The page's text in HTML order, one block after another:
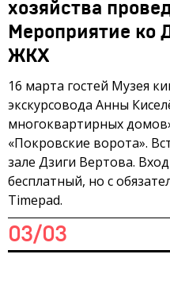
хозяйства
Мероприятие ко
ЖКХ
16 марта гостей Музея
экскурсовода Анны
многоквартирных
«Покровские ворота».
зале Дзиги Вертова.
бесплатный, но с
Timepad.
03/03